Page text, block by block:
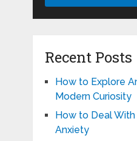
Recent Posts
How to Explore
Modern Curiosity
How to Deal
Anxiety